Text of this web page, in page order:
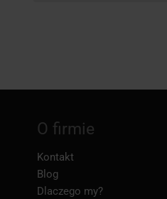
O firmie
Kontakt
Blog
Dlaczego my?